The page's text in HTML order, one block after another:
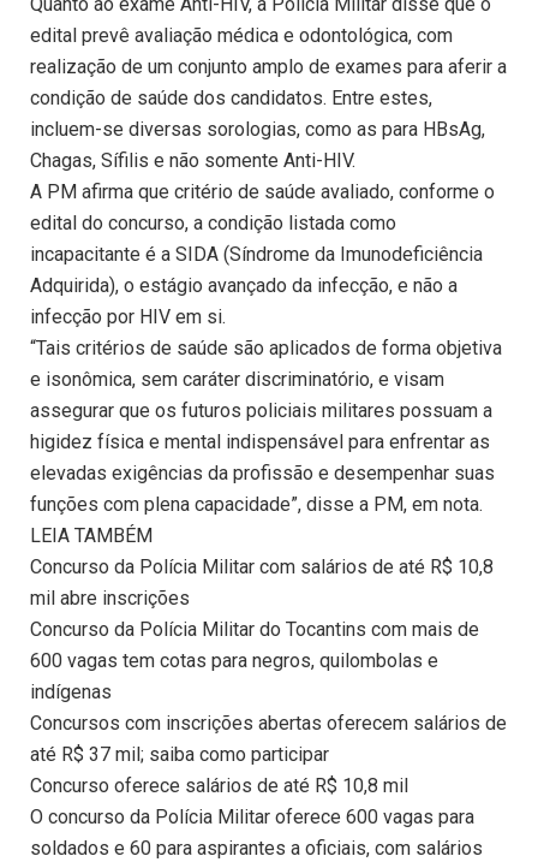
edital prevê avaliação médica e odontológica, com
realização de um conjunto amplo de exames para aferir a
condição de saúde dos candidatos. Entre estes,
incluem-se diversas sorologias, como as para HBsAg,
Chagas, Sífilis e não somente Anti-HIV.
A PM afirma que critério de saúde avaliado, conforme o
edital do concurso, a condição listada como
incapacitante é a SIDA (Síndrome da Imunodeficiência
Adquirida), o estágio avançado da infecção, e não a
infecção por HIV em si.
“Tais critérios de saúde são aplicados de forma objetiva
e isonômica, sem caráter discriminatório, e visam
assegurar que os futuros policiais militares possuam a
higidez física e mental indispensável para enfrentar as
elevadas exigências da profissão e desempenhar suas
funções com plena capacidade”, disse a PM, em nota.
LEIA TAMBÉM
Concurso da Polícia Militar com salários de até R$ 10,8
mil abre inscrições
Concurso da Polícia Militar do Tocantins com mais de
600 vagas tem cotas para negros, quilombolas e
indígenas
Concursos com inscrições abertas oferecem salários de
até R$ 37 mil; saiba como participar
Concurso oferece salários de até R$ 10,8 mil
O concurso da Polícia Militar oferece 600 vagas para
soldados e 60 para aspirantes a oficiais, com salários